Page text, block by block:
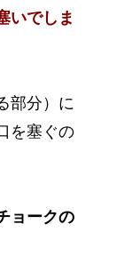
いでしま
部分）に
を塞ぐの
ョークの